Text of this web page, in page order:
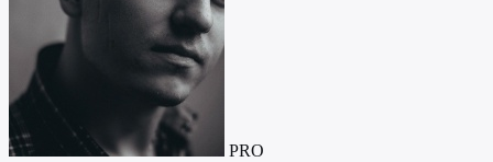
PRO